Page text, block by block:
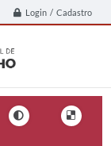
Login / Cadastro